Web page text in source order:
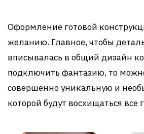
Оформление готовой
желанию. Главное, чтобы
вписывалась в общий дизайн
подключить фантазию, то
совершенно уникальную и
которой будут восхищаться все